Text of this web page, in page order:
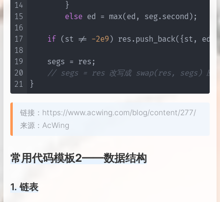
14
15
16
17
18
19
20
21
        }
else ed = max(ed, seg.second);
if (st != -2e9 ) res.push_back({st,
    segs = res;
// segs = res 改写成 swap(res, segs) 应该效
链接：https://www.acwing.com/blog/content/277/
来源：AcWing
常用代码模板2——数据结构
1. 链表